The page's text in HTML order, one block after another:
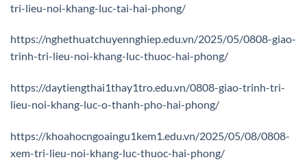
tri-lieu-noi-khang-luc-tai-hai-phong/
https://nghethuatchuyennghiep.edu.vn/2025/05/0808-giao-
trinh-tri-lieu-noi-khang-luc-thuoc-hai-phong/
https://daytiengthai1thay1tro.edu.vn/0808-giao-trinh-tri-
lieu-noi-khang-luc-o-thanh-pho-hai-phong/
https://khoahocngoaingu1kem1.edu.vn/2025/05/08/0808-
xem-tri-lieu-noi-khang-luc-thuoc-hai-phong/